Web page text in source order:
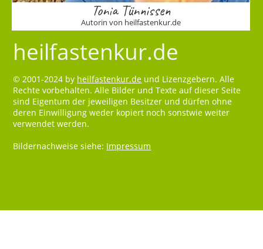
Tonia Tünnissen
Autorin von heilfastenkur.de
heilfastenkur.de
© 2001-2024 by heilfastenkur.de und Lizenzgebern. Alle
Rechte vorbehalten. Alle Bilder und Texte auf dieser Seite
sind Eigentum der jeweiligen Besitzer und dürfen ohne
deren Einwilligung weder kopiert noch sonstwie weiter
verwendet werden.
Bildernachweise siehe: Impressum